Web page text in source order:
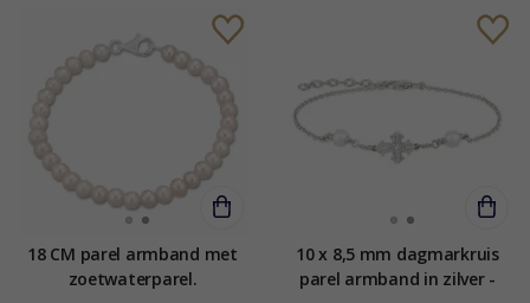
18 CM parel armband met
zoetwaterparel.
10 x 8,5 mm dagmarkruis
parel armband in zilver -